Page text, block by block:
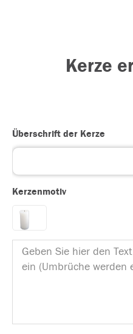
Kerze
Überschrift der Kerze
Kerzenmotiv